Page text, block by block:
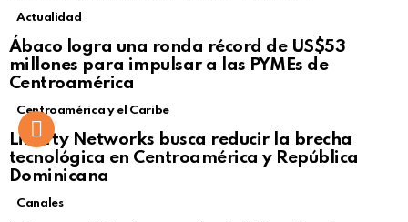
Not Safe For Work
Click to view this post
Actualidad
Ábaco logra una ronda récord de US$53
millones para impulsar a las PYMEs de
Centroamérica
Centroamérica y el Caribe
Liberty Networks busca reducir la brecha
tecnológica en Centroamérica y República
Dominicana
Canales